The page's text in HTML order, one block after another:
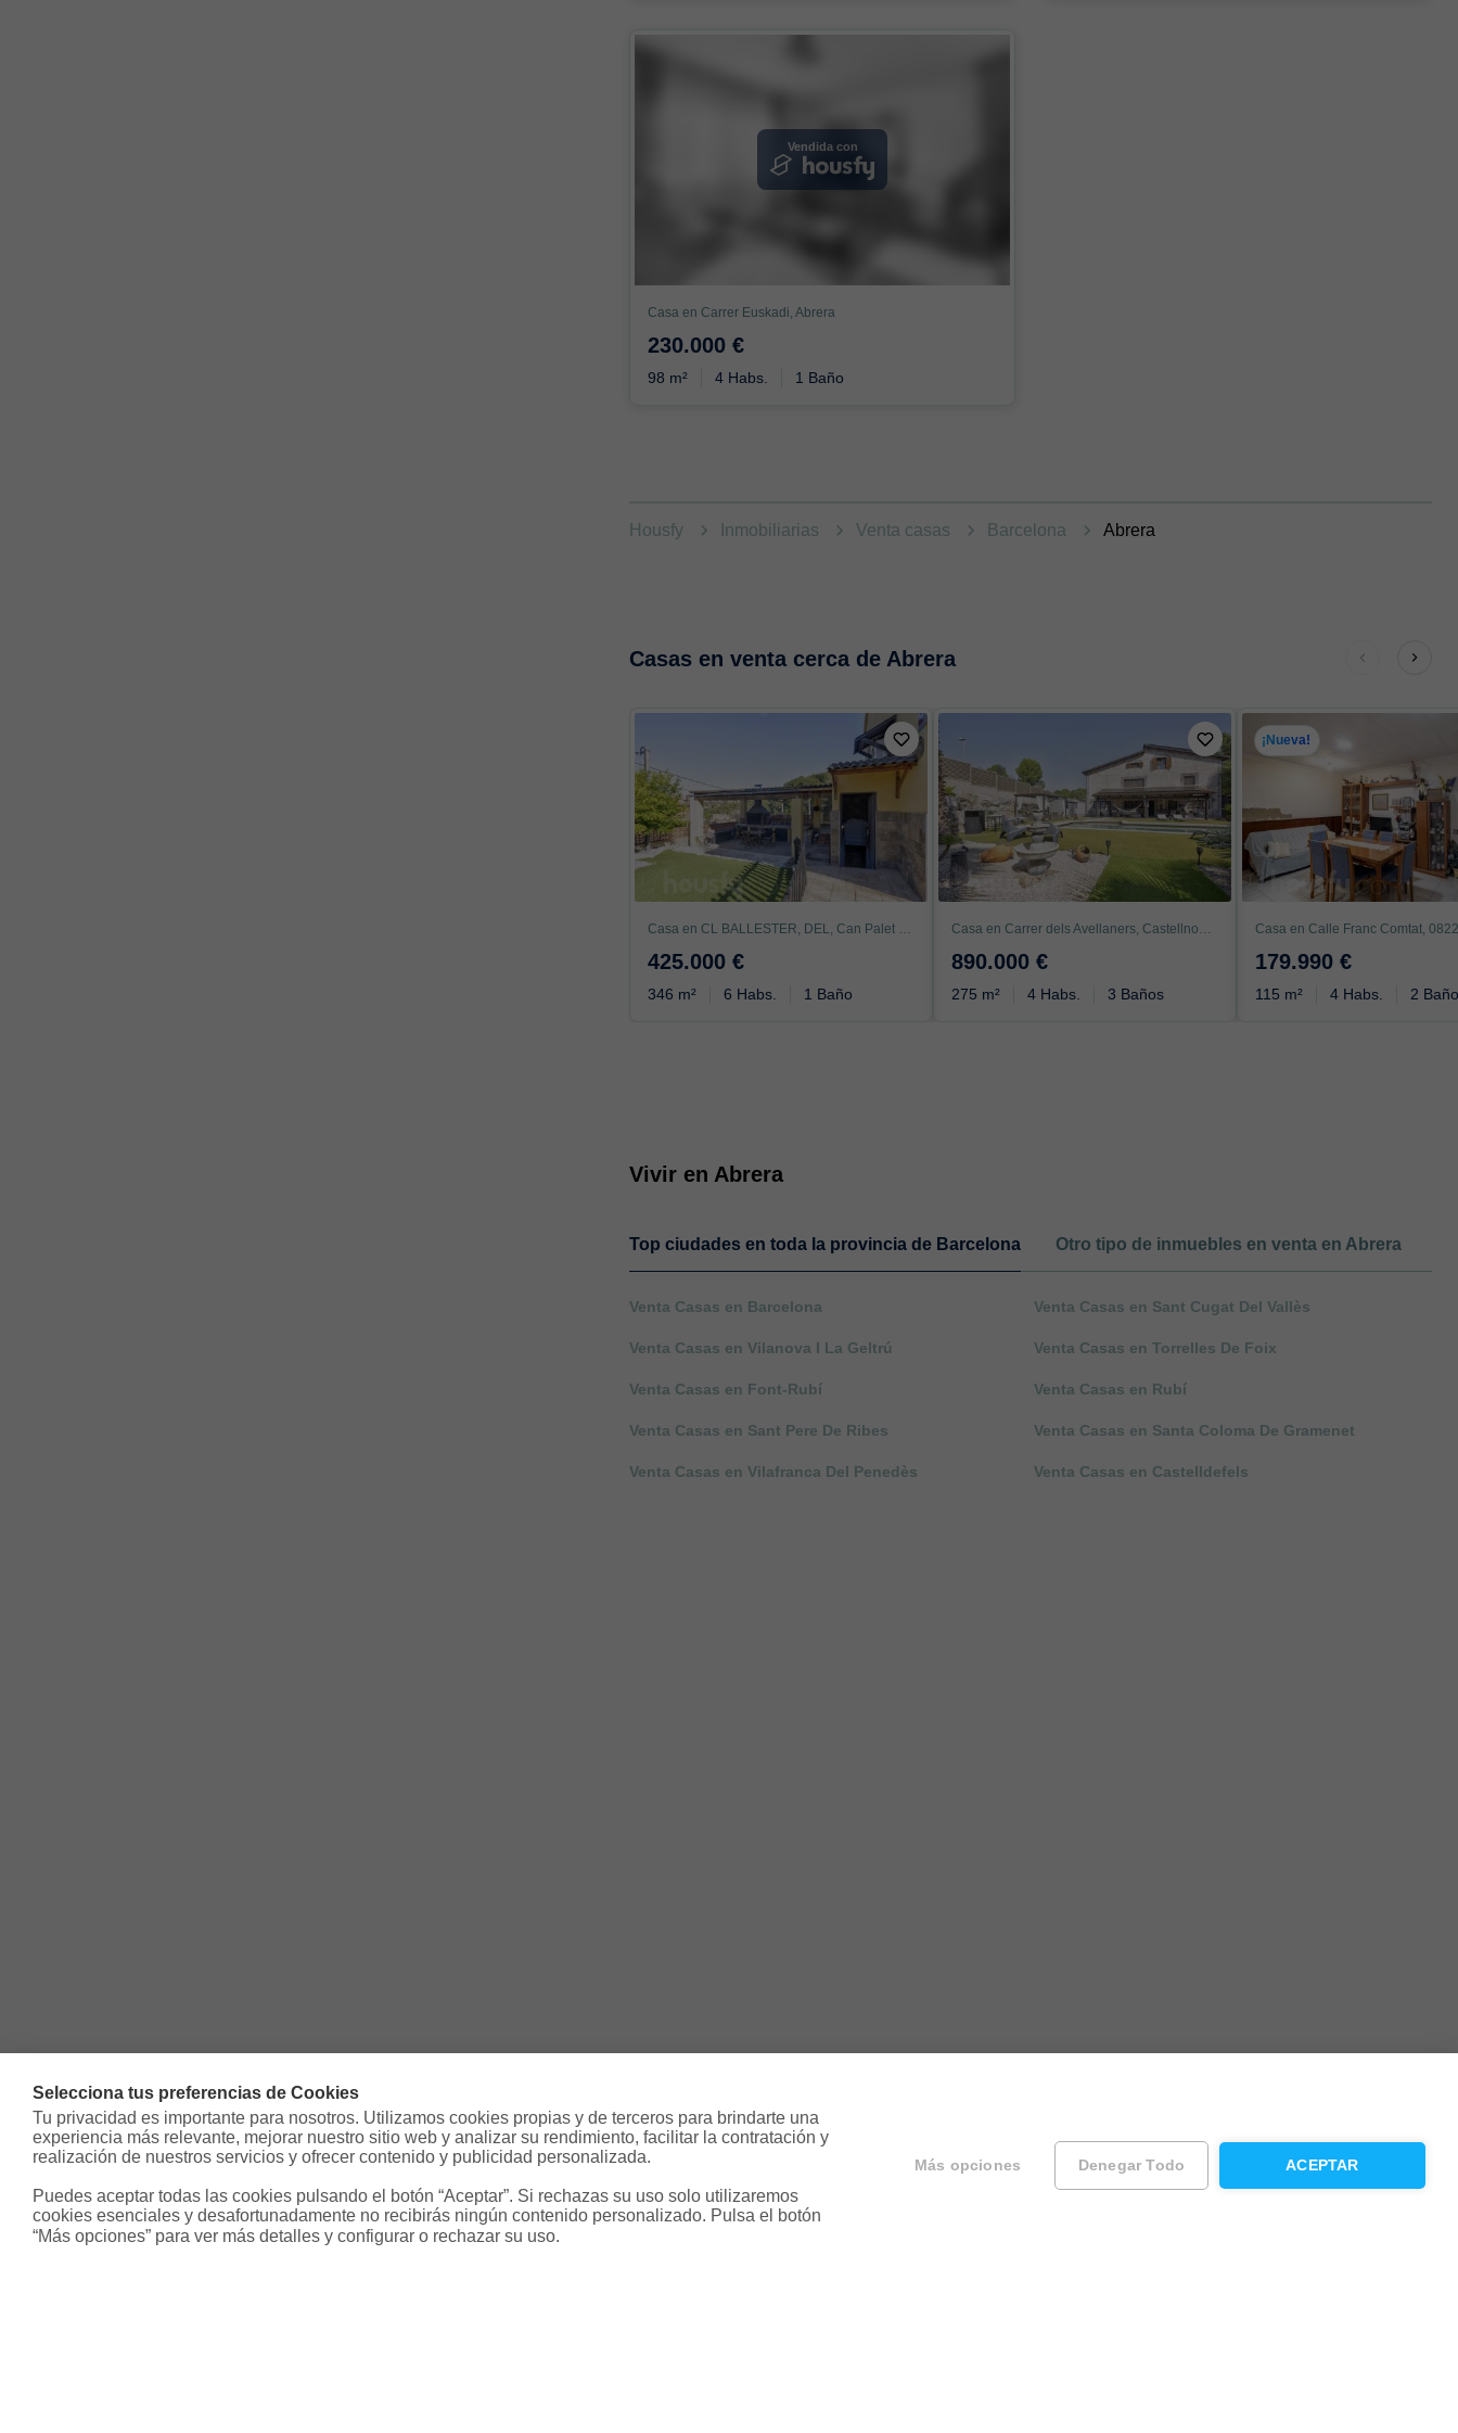
Selecciona tus preferencias de Cookies
Tu privacidad es importante para nosotros. Utilizamos cookies propias y de terceros para brindarte una
experiencia más relevante, mejorar nuestro sitio web y analizar su rendimiento, facilitar la contratación y
realización de nuestros servicios y ofrecer contenido y publicidad personalizada.
Puedes aceptar todas las cookies pulsando el botón “Aceptar”. Si rechazas su uso solo utilizaremos
cookies esenciales y desafortunadamente no recibirás ningún contenido personalizado. Pulsa el botón
“Más opciones” para ver más detalles y configurar o rechazar su uso.
Más opciones Denegar Todo ACEPTAR
Vendida con
Casa en Carrer Euskadi, Abrera
230.000 €
98 m² 4 Habs. 1 Baño
Housfy Inmobiliarias Venta casas Barcelona Abrera
Casas en venta cerca de Abrera
Casa en CL BALLESTER, DEL, Can Palet de Vista Alegre, Terrassa
425.000 €
346 m² 6 Habs. 1 Baño
Casa en Carrer dels Avellaners, Castellnou - Can Mir, Rubí
890.000 €
275 m² 4 Habs. 3 Baños
¡Nueva!
179.990 €
115 m² 4 Habs. 2
Vivir en Abrera
Top ciudades en toda la provincia de Barcelona Otro tipo de inmuebles en venta en Abrera
Venta Casas en Barcelona Venta Casas en Sant Cugat Del Vallès
Venta Casas en Vilanova I La Geltrú Venta Casas en Torrelles De Foix
Venta Casas en Font-Rubí Venta Casas en Rubí
Venta Casas en Sant Pere De Ribes Venta Casas en Santa Coloma De Gramenet
Venta Casas en Vilafranca Del Penedès Venta Casas en Castelldefels